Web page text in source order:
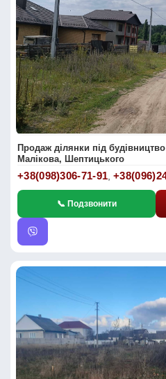
Продаж ділянки під
Малікова, Шептицького
+38(098)306-71-91 ,
📞 Подзвонити